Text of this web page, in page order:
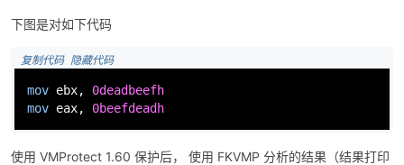
下图是对如下代码
复制代码 隐藏代码
mov ebx, 0deadbeefh
mov eax, 0beefdeadh
使用 VMProtect 1.60 保护后， 使用 FKVMP 分析的结果（结果打印